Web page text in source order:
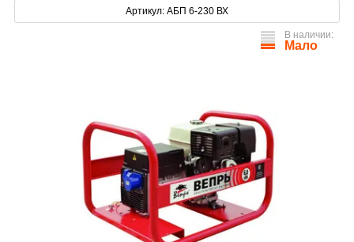
Артикул: АБП 6-230 ВХ
В наличии:
Мало